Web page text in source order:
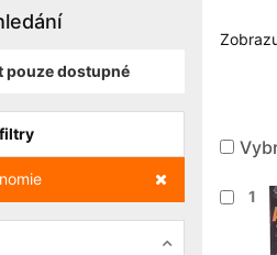
1
pouze dostupné